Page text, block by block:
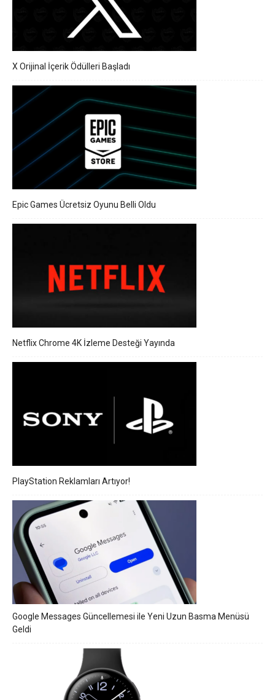
X Orijinal İçerik Ödülleri Başladı
Epic Games Ücretsiz Oyunu Belli Oldu
Netflix Chrome 4K İzleme Desteği Yayında
PlayStation Reklamları Artıyor!
Google Messages Güncellemesi ile Yeni Uzun Basma Menüsü
Geldi